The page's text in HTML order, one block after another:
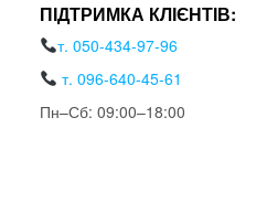
ПІДТРИМКА КЛІЄНТІВ:
т. 050-434-97-96
т. 096-640-45-61
Пн–Сб: 09:00–18:00